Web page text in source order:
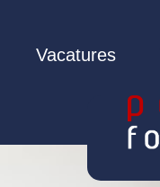
Vacatures